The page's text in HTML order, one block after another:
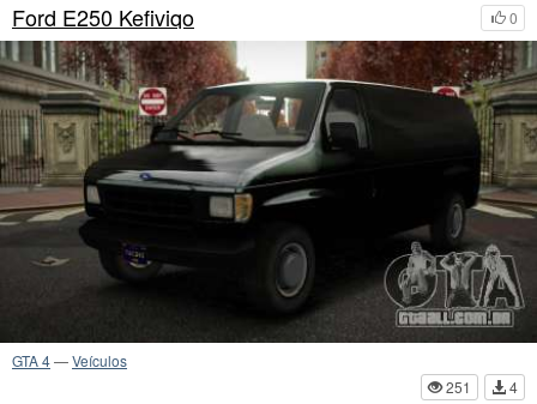
0
Ford E250 Kefiviqo
GTA 4—Veículos
251
4